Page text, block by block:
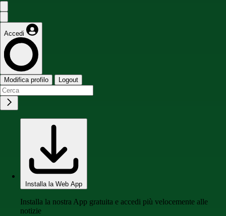
Accedi
Modifica profilo Logout
Installa la Web App
Installa la nostra App gratuita e accedi più velocemente alle
notizie